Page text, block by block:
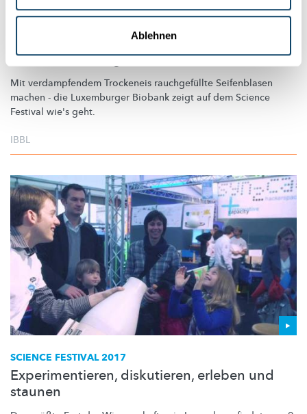
Ablehnen
TROCKENEIS UND RAUCH
Bilde mit Rauch gefüllte Blasen!
Mit verdampfendem Trockeneis rauchgefüllte Seifenblasen
machen - die Luxemburger Biobank zeigt auf dem Science
Festival wie's geht.
IBBL
SCIENCE FESTIVAL 2017
Experimentieren, diskutieren, erleben und
staunen